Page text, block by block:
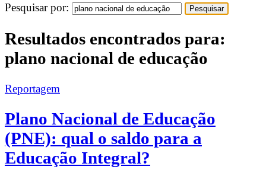
Pesquisar por:
Resultados encontrados para:
plano nacional de educação
Reportagem
Plano Nacional de Educação
(PNE): qual o saldo para a
Educação Integral?